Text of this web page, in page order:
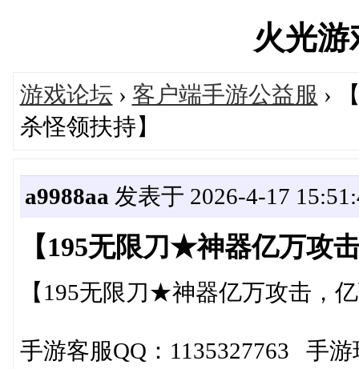
火光
游戏论坛 › 客户端手游公益服 ›
杀怪领扶持】
a9988aa 发表于 2026-4-17
【195无限刀★神器亿万攻
【195无限刀★神器亿万攻击，
手游客服QQ：1135327763 手游